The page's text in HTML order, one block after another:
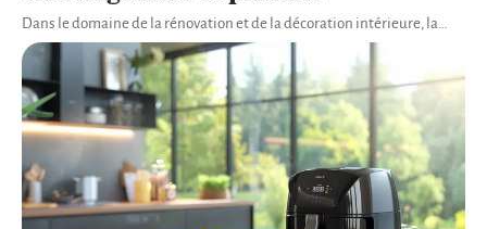
Dans le domaine de la rénovation et de la décoration intérieure, la